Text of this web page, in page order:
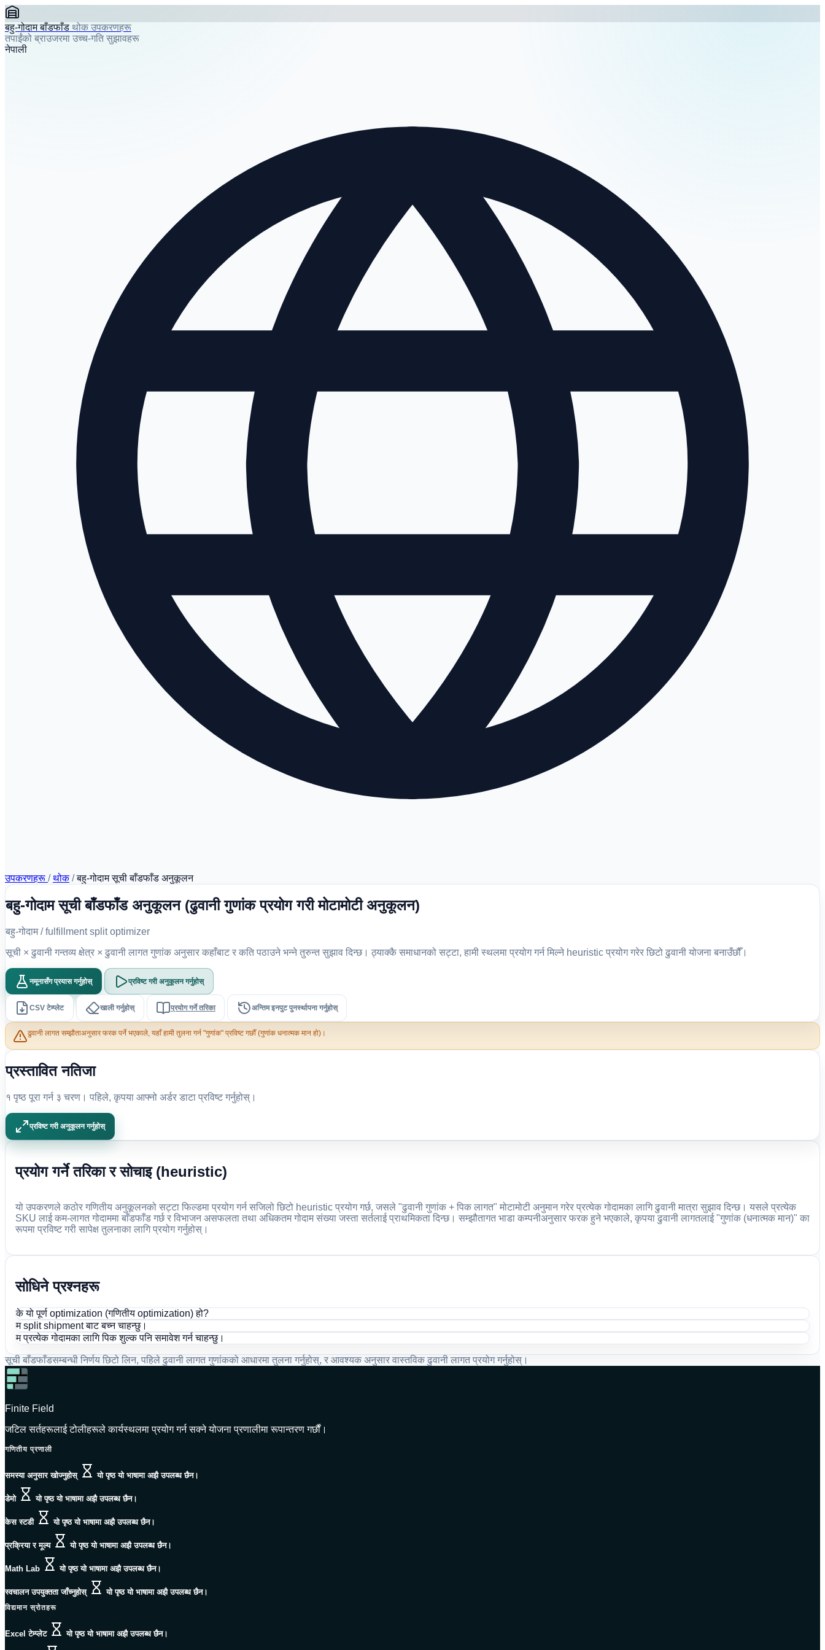
बहु-गोदाम बाँडफाँड थोक उपकरणहरू
तपाईंको ब्राउजरमा उच्च-गति सुझावहरू
नेपाली
उपकरणहरू / थोक / बहु-गोदाम सूची बाँडफाँड अनुकूलन
बहु-गोदाम सूची बाँडफाँड अनुकूलन (ढुवानी गुणांक प्रयोग गरी मोटामोटी अनुकूलन)
बहु-गोदाम / fulfillment split optimizer
सूची × ढुवानी गन्तव्य क्षेत्र × ढुवानी लागत गुणांक अनुसार कहाँबाट र कति पठाउने भन्ने तुरुन्त सुझाव दिन्छ। ठ्याक्कै समाधानको सट्टा, हामी स्थलमा प्रयोग गर्न मिल्ने heuristic प्रयोग गरेर छिटो ढुवानी योजना बनाउँछौँ।
नमूनासँग प्रयास गर्नुहोस् प्रविष्ट गरी अनुकूलन गर्नुहोस्
CSV टेम्प्लेट खाली गर्नुहोस् प्रयोग गर्ने तरिका अन्तिम इनपुट पुनर्स्थापना गर्नुहोस्
ढुवानी लागत सम्झौताअनुसार फरक पर्ने भएकाले, यहाँ हामी तुलना गर्न "गुणांक" प्रविष्ट गर्छौँ (गुणांक धनात्मक मान हो)।
प्रस्तावित नतिजा
१ पृष्ठ पूरा गर्न ३ चरण। पहिले, कृपया आफ्नो अर्डर डाटा प्रविष्ट गर्नुहोस्।
प्रविष्ट गरी अनुकूलन गर्नुहोस्
प्रयोग गर्ने तरिका र सोचाइ (heuristic)
यो उपकरणले कठोर गणितीय अनुकूलनको सट्टा फिल्डमा प्रयोग गर्न सजिलो छिटो heuristic प्रयोग गर्छ, जसले "ढुवानी गुणांक + पिक लागत" मोटामोटी अनुमान गरेर प्रत्येक गोदामका लागि ढुवानी मात्रा सुझाव दिन्छ। यसले प्रत्येक
SKU लाई कम-लागत गोदाममा बाँडफाँड गर्छ र विभाजन असफलता तथा अधिकतम गोदाम संख्या जस्ता सर्तलाई प्राथमिकता दिन्छ। सम्झौतागत भाडा कम्पनीअनुसार फरक हुने भएकाले, कृपया ढुवानी लागतलाई "गुणांक (धनात्मक मान)" का
रूपमा प्रविष्ट गरी सापेक्ष तुलनाका लागि प्रयोग गर्नुहोस्।
सोधिने प्रश्नहरू
के यो पूर्ण optimization (गणितीय optimization) हो?
म split shipment बाट बच्न चाहन्छु।
म प्रत्येक गोदामका लागि पिक शुल्क पनि समावेश गर्न चाहन्छु।
सूची बाँडफाँडसम्बन्धी निर्णय छिटो लिन, पहिले ढुवानी लागत गुणांकको आधारमा तुलना गर्नुहोस्, र आवश्यक अनुसार वास्तविक ढुवानी लागत प्रयोग गर्नुहोस्।
Finite Field
जटिल सर्तहरूलाई टोलीहरूले कार्यस्थलमा प्रयोग गर्न सक्ने योजना प्रणालीमा रूपान्तरण गर्छौं।
गणितीय प्रणाली
समस्या अनुसार खोज्नुहोस् यो पृष्ठ यो भाषामा अझै उपलब्ध छैन।
डेमो यो पृष्ठ यो भाषामा अझै उपलब्ध छैन।
केस स्टडी यो पृष्ठ यो भाषामा अझै उपलब्ध छैन।
प्रक्रिया र मूल्य यो पृष्ठ यो भाषामा अझै उपलब्ध छैन।
Math Lab यो पृष्ठ यो भाषामा अझै उपलब्ध छैन।
स्वचालन उपयुक्तता जाँच्नुहोस् यो पृष्ठ यो भाषामा अझै उपलब्ध छैन।
विद्यमान स्रोतहरू
Excel टेम्प्लेट यो पृष्ठ यो भाषामा अझै उपलब्ध छैन।